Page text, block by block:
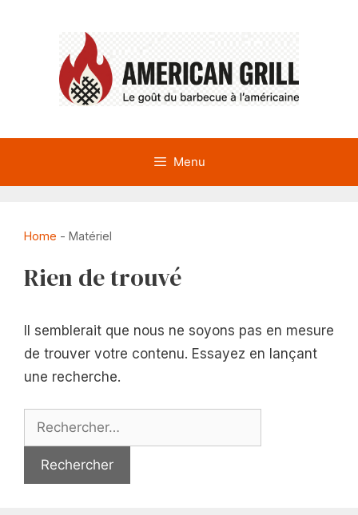
Menu
Home - Matériel
Rien de trouvé
Il semblerait que nous ne soyons pas en mesure
de trouver votre contenu. Essayez en lançant
une recherche.
Rechercher :